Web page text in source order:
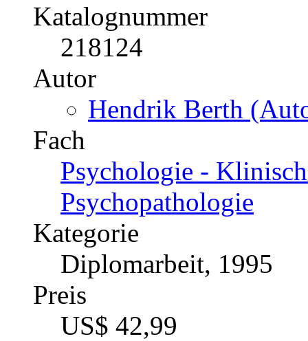
Katalognummer
218124
Autor
Hendrik Berth
Fach
Psychologie -
Psychopathologie
Kategorie
Diplomarbeit, 1995
Preis
US$ 42,99